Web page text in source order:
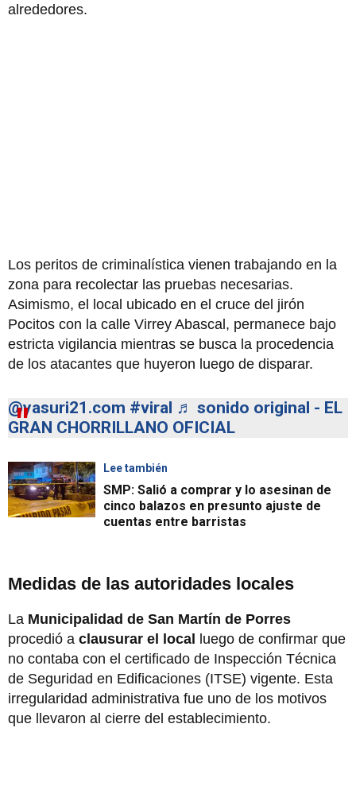
alrededores.
Los peritos de criminalística vienen trabajando en la
zona para recolectar las pruebas necesarias.
Asimismo, el local ubicado en el cruce del jirón
Pocitos con la calle Virrey Abascal, permanece bajo
estricta vigilancia mientras se busca la procedencia
de los atacantes que huyeron luego de disparar.
@yasuri21.com #viral ♬ sonido original - EL
GRAN CHORRILLANO OFICIAL
Lee también
SMP: Salió a comprar y lo asesinan de
cinco balazos en presunto ajuste de
cuentas entre barristas
Medidas de las autoridades locales
La Municipalidad de San Martín de Porres
procedió a clausurar el local luego de confirmar que
no contaba con el certificado de Inspección Técnica
de Seguridad en Edificaciones (ITSE) vigente. Esta
irregularidad administrativa fue uno de los motivos
que llevaron al cierre del establecimiento.